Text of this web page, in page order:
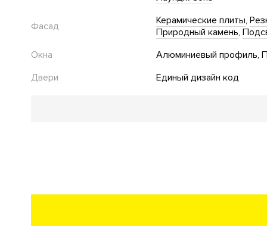
Фасад Керамические плиты
Природный камень
Окна
Алюминиевый профиль
Двери
Единый дизайн код